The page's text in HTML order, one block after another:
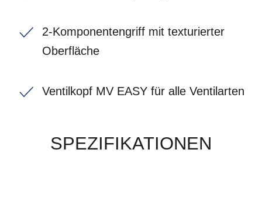
2-Komponentengriff mit texturierter
Oberfläche
Ventilkopf MV EASY für alle Ventilarten
SPEZIFIKATIONEN